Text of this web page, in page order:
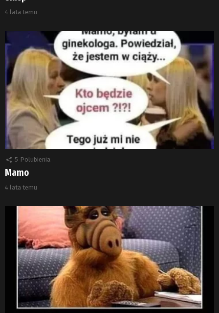
4 lata temu
5 Polubienia
Mamo
4 lata temu